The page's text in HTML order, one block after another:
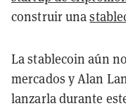
construir una
La stablecoin aún
mercados y Alan
lanzarla durante